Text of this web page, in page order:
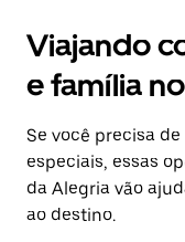
Viajando
e família
Se você precisa
especiais, essas
da Alegria vão
ao destino.